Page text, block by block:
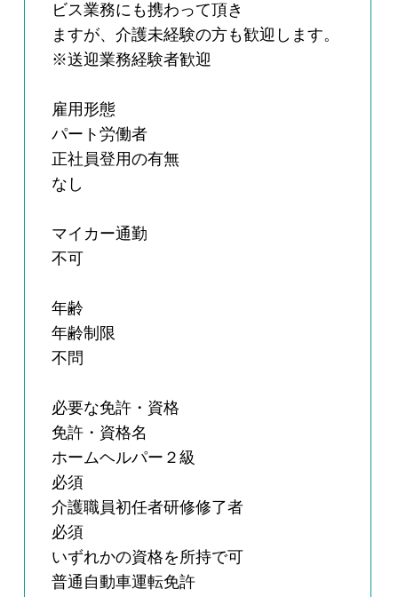
ビス業務にも携わって頂き
ますが、介護未経験の方も歓迎します。
※送迎業務経験者歓迎
雇用形態
パート労働者
正社員登用の有無
なし
マイカー通勤
不可
年齢
年齢制限
不問
必要な免許・資格
免許・資格名
ホームヘルパー２級
必須
介護職員初任者研修修了者
必須
いずれかの資格を所持で可
普通自動車運転免許